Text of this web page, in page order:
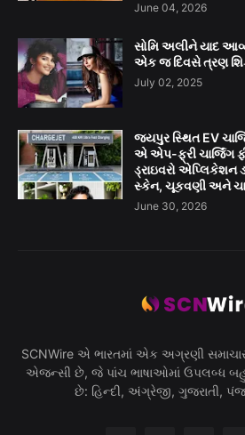
June 04, 2026
સોમિ અલીને યાદ
એક જ દિવસે ત્રણ
July 02, 2025
જયપુર સ્થિત EV
એ એપ-ફ્રી ચાર્જિંગ
ડ્રાઇવરો એપ્લિકેશન
સ્કેન, ચૂકવણી અને
June 30, 2026
SCNWire એ ભારતમાં એક અગ્રણી
એજન્સી છે, જે પાંચ ભાષાઓમાં ઉપલબ્ધ
છે: હિન્દી, અંગ્રેજી, ગુજરાતી,